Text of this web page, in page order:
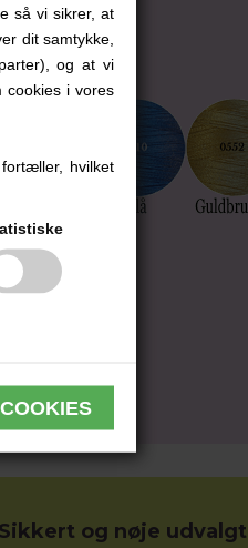
så vi sikrer, at
dit samtykke,
og at vi
cookies i vores
hvilket
Sikkert og nøje